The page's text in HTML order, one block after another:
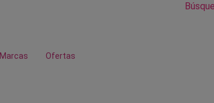
Marcas Ofertas